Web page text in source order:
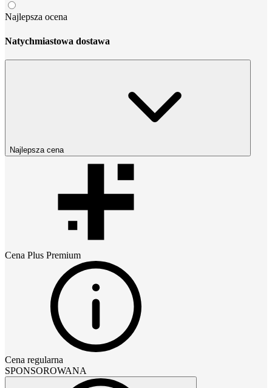
Najlepsza ocena
Natychmiastowa dostawa
Najlepsza cena
Cena Plus Premium
Cena regularna
SPONSOROWANA